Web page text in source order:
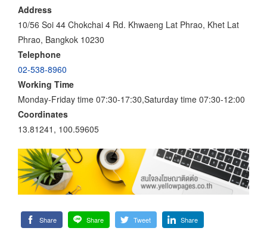
Address
10/56 Soi 44 Chokchai 4 Rd. Khwaeng Lat Phrao, Khet Lat
Phrao, Bangkok 10230
Telephone
02-538-8960
Working Time
Monday-Friday time 07:30-17:30,Saturday time 07:30-12:00
Coordinates
13.81241, 100.59605
Share Share Tweet Share